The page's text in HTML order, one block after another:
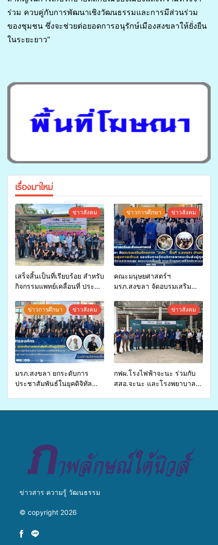
ร่วม ควบคู่กับการพัฒนาเชิงวัฒนธรรมและการมีส่วนร่วม
ของชุมชน ซึ่งจะช่วยต่อยอดการอนุรักษ์เมืองสงขลาให้ยั่งยืน
ในระยะยาว”
เรื่องมาใหม่
ข่าวสังคม
เสร็จสิ้นเป็นที่เรียบร้อย สำหรับ
กิจกรรมแพทย์เคลื่อนที่ ประจำ
สุขภาพแก่ประชาชนในพื้นที่
อำเภอจะนะ
ข่าวการศึกษา ข่าวสังคม
คณะมนุษยศาสตร์ฯ
มรภ.สงขลา จัดอบรมเสริม
จ่ายงบกองทุนสุขภาพตำบล
รองรับการจัดบริการพาหนะรับ
ส่งผู้ทุพพลภาพเพื่อเข้ารับ
บริการสาธารณสุข ลดความ
เหลื่อมล้ำ ยกระดับคุณภาพ
ชีวิตประชาชนอย่างยั่งยืน
ข่าวการศึกษา ข่าวสังคม
มรภ.สงขลา ยกระดับการ
ประชาสัมพันธ์ในยุคดิจิทัล
ข่าวสังคม
กฟผ.โรงไฟฟ้าจะนะ ร่วมกับ
สสอ.จะนะ และโรงพยาบาล
ข่าวสาร ความรู้ วัฒนธรรม
© copyright 2026